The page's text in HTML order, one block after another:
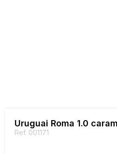
Uruguai Roma 1.0
Ref. 001171